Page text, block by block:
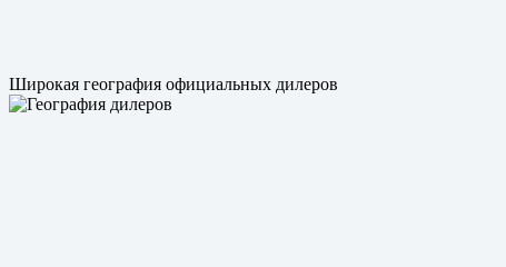
Широкая география официальных дилеров